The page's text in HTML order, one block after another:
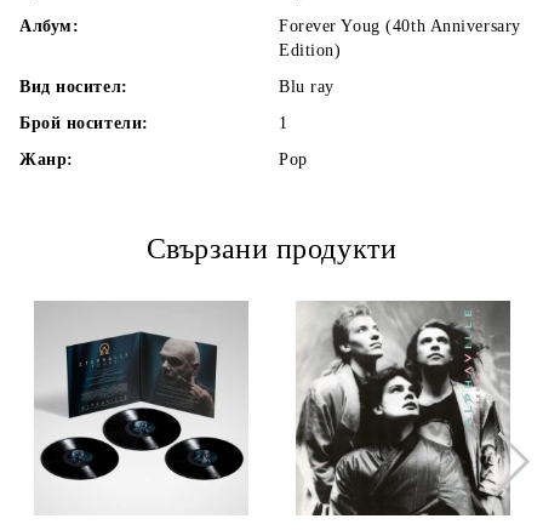
Албум:
Forever Youg (40th Anniversary
Edition)
Вид носител:
Blu ray
Брой носители:
1
Жанр:
Pop
Свързани продукти